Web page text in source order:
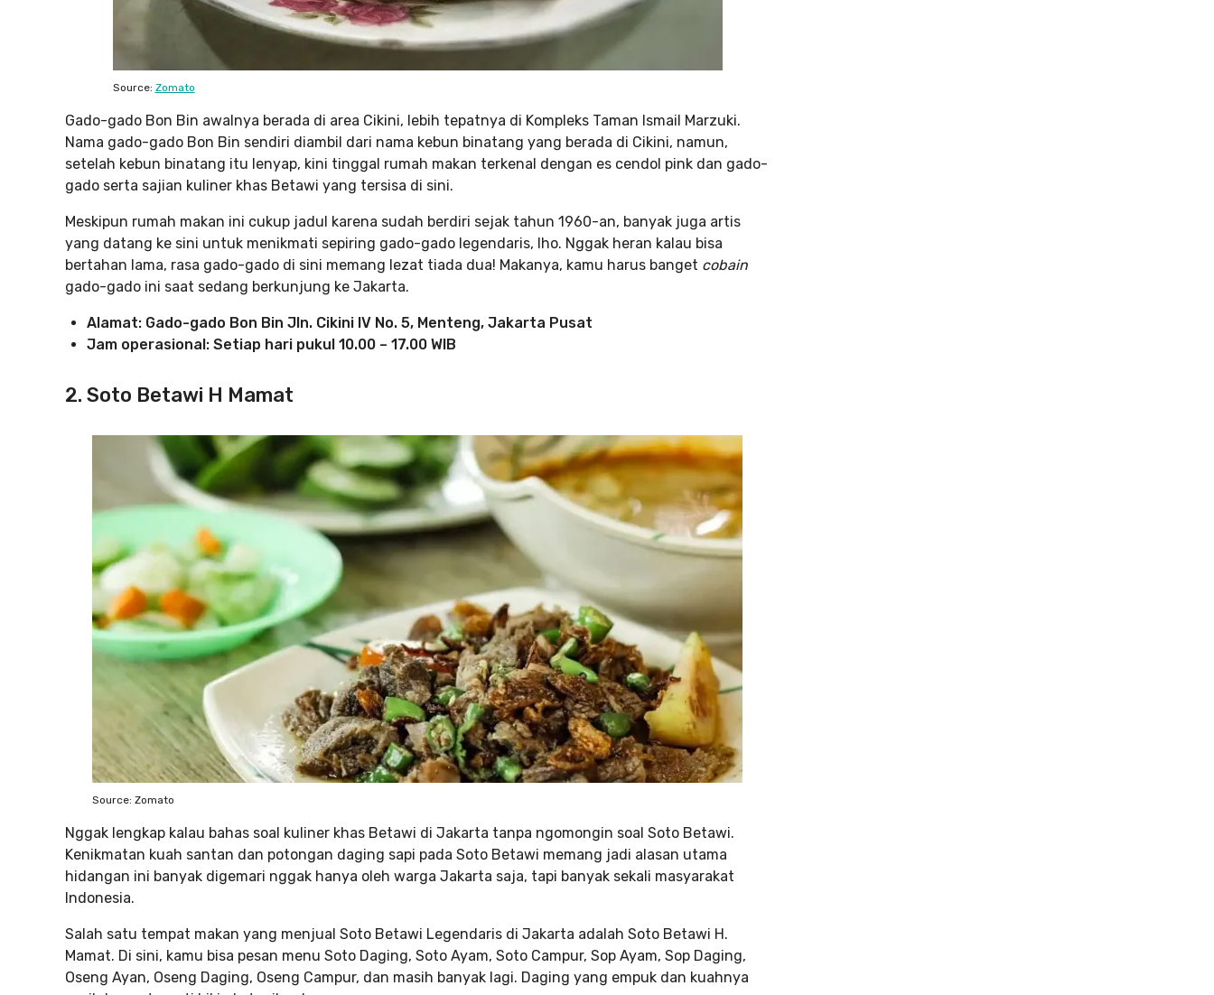
Source: Zomato
Gado-gado Bon Bin awalnya berada di area Cikini, lebih tepatnya di Kompleks Taman Ismail Marzuki.
Nama gado-gado Bon Bin sendiri diambil dari nama kebun binatang yang berada di Cikini, namun,
setelah kebun binatang itu lenyap, kini tinggal rumah makan terkenal dengan es cendol pink dan gado-
gado serta sajian kuliner khas Betawi yang tersisa di sini.
Meskipun rumah makan ini cukup jadul karena sudah berdiri sejak tahun 1960-an, banyak juga artis
yang datang ke sini untuk menikmati sepiring gado-gado legendaris, lho. Nggak heran kalau bisa
bertahan lama, rasa gado-gado di sini memang lezat tiada dua! Makanya, kamu harus banget cobain
gado-gado ini saat sedang berkunjung ke Jakarta.
Alamat: Gado-gado Bon Bin Jln. Cikini IV No. 5, Menteng, Jakarta Pusat
Jam operasional: Setiap hari pukul 10.00 – 17.00 WIB
2. Soto Betawi H Mamat
Source: Zomato
Nggak lengkap kalau bahas soal kuliner khas Betawi di Jakarta tanpa ngomongin soal Soto Betawi.
Kenikmatan kuah santan dan potongan daging sapi pada Soto Betawi memang jadi alasan utama
hidangan ini banyak digemari nggak hanya oleh warga Jakarta saja, tapi banyak sekali masyarakat
Indonesia.
Salah satu tempat makan yang menjual Soto Betawi Legendaris di Jakarta adalah Soto Betawi H.
Mamat. Di sini, kamu bisa pesan menu Soto Daging, Soto Ayam, Soto Campur, Sop Ayam, Sop Daging,
Oseng Ayan, Oseng Daging, Oseng Campur, dan masih banyak lagi. Daging yang empuk dan kuahnya